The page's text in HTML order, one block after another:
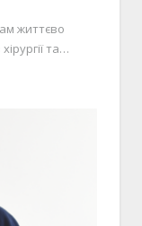
життєво
та…